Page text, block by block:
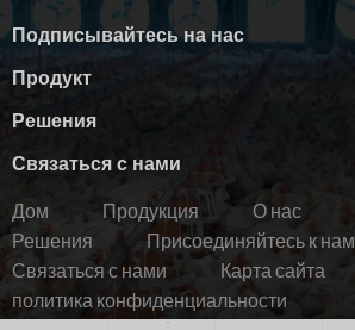
Подписывайтесь на нас
Продукт
Решения
Связаться с нами
Дом
Продукция О нас
Решения
Присоединяйтесь к нам
Связаться с нами
Карта сайта
политика конфиденциальности